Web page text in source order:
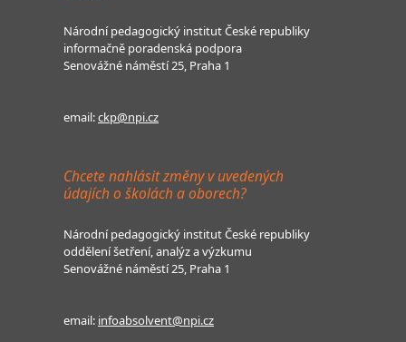
Národní pedagogický institut České republiky
informačně poradenská podpora
Senovážné náměstí 25, Praha 1
email:ckp@npi.cz
Chcete nahlásit změny v uvedených
údajích o školách a oborech?
Národní pedagogický institut České republiky
oddělení šetření, analýz a výzkumu
Senovážné náměstí 25, Praha 1
email: infoabsolvent@npi.cz